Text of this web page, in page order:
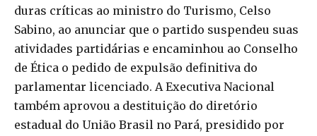
duras críticas ao ministro do Turismo, Celso
Sabino, ao anunciar que o partido suspendeu suas
atividades partidárias e encaminhou ao Conselho
de Ética o pedido de expulsão definitiva do
parlamentar licenciado. A Executiva Nacional
também aprovou a destituição do diretório
estadual do União Brasil no Pará, presidido por